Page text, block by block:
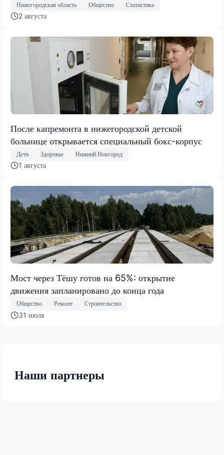
Нижегородская область Общество Статистика
2 августа
После капремонта в нижегородской детской
больнице открывается специальный бокс-корпус
Дети Здоровье Нижний Новгород
1 августа
Мост через Тёшу готов на 65%: открытие
движения запланировано до конца года
Общество Ремонт Строительство
31 июля
Наши партнеры